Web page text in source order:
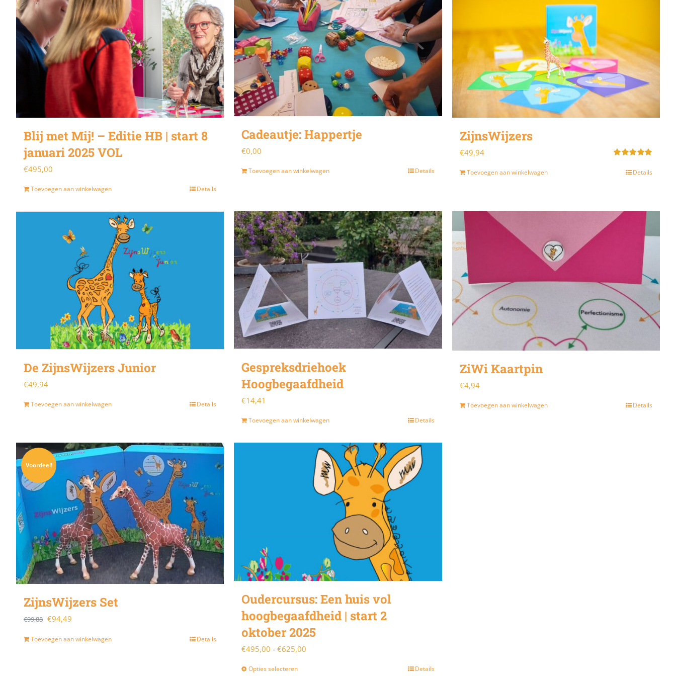
Blij met Mij! – Editie HB | start 8
januari 2025 VOL
€495,00
Toevoegen aan winkelwagen Details
Cadeautje: Happertje
€0,00
Toevoegen aan winkelwagen Details
ZijnsWijzers
5.00uit 5
€49,94
Toevoegen aan winkelwagen Details
De ZijnsWijzers Junior
€49,94
Toevoegen aan winkelwagen Details
Gespreksdriehoek
Hoogbegaafdheid
€14,41
Toevoegen aan winkelwagen Details
ZiWi Kaartpin
€4,94
Toevoegen aan winkelwagen Details
Sale!
Voordeel!
ZijnsWijzers Set
€99,88 Oorspronkelijke
€94,49
Toevoegen aan winkelwagen Details
Oudercursus: Een huis vol
hoogbegaafdheid | start 2
oktober 2025
€495,00 - €625,00
Opties selecterenDit Details